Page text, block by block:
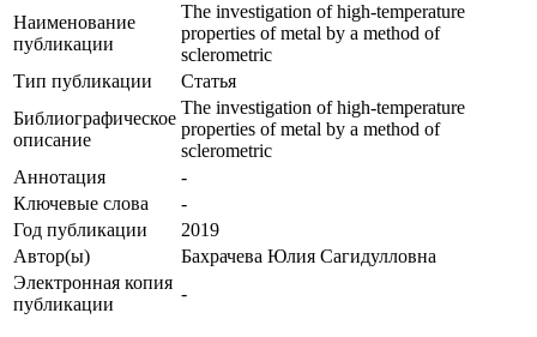
Наименование
публикации
The investigation of high-temperature
properties of metal by a method of
sclerometric
Тип публикации
Статья
Библиографическое
описание
The investigation of high-temperature
properties of metal by a method of
sclerometric
Аннотация
-
Ключевые cлова
-
Год публикации
2019
Автор(ы)
Бахрачева Юлия Сагидулловна
Электронная копия
публикации
-